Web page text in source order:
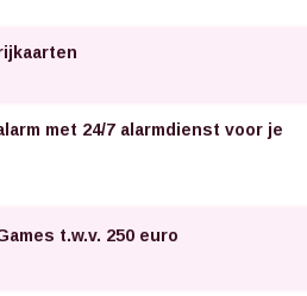
met 24/7 alarmdienst voor je
t.w.v. 250 euro